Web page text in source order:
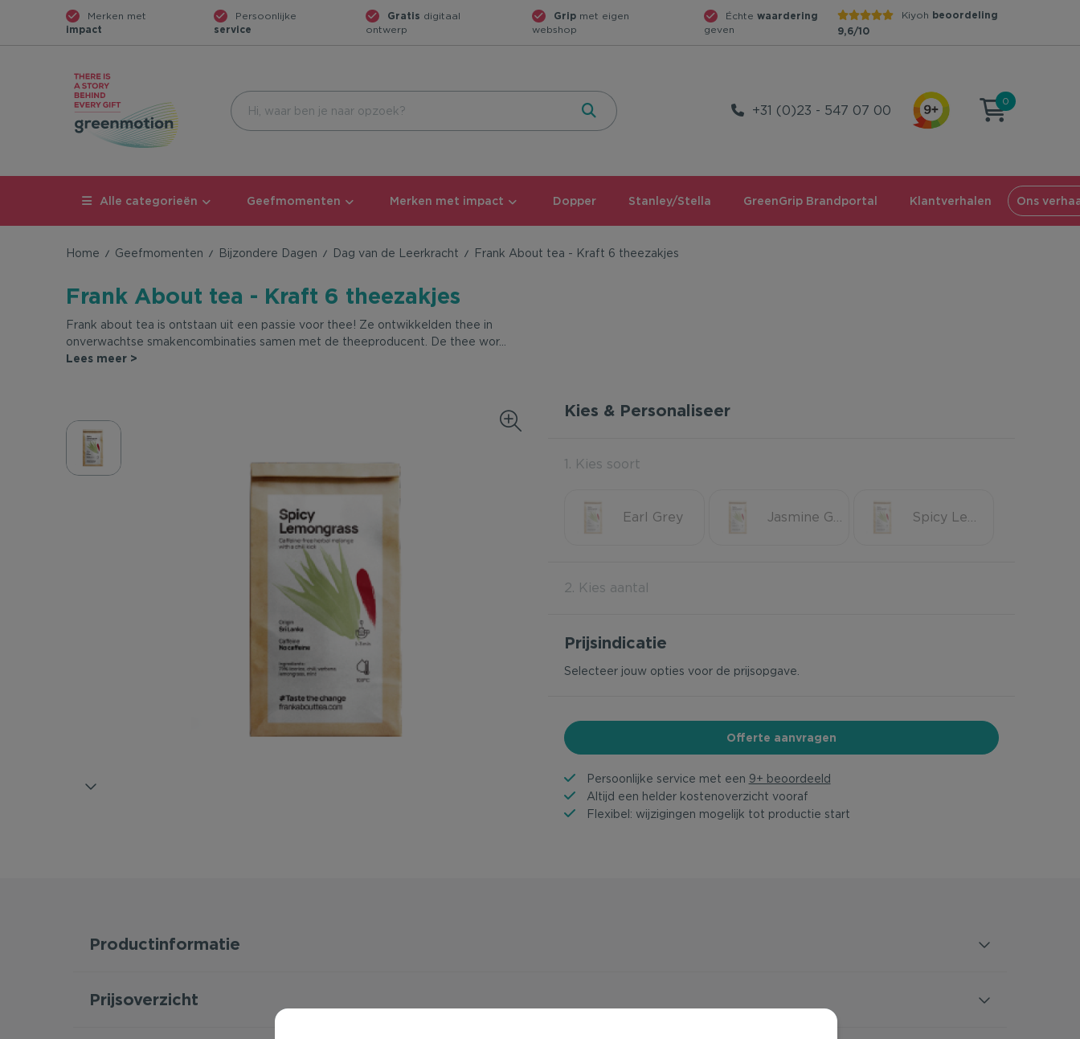
Merken met
impact
Persoonlijke
service
Gratis digitaal
ontwerp
Grip met eigen
webshop
Échte waardering
geven
Kiyoh beoordeling
9,6/10
+31 (0)23 - 547 07 00
0
Alle categorieën Geefmomenten Merken met impact Dopper Stanley/Stella GreenGrip Brandportal Klantverhalen Ons
Home Geefmomenten Bijzondere Dagen Dag van de Leerkracht Frank About tea - Kraft 6 theezakjes
Frank About tea - Kraft 6 theezakjes
Frank about tea is ontstaan uit een passie voor thee! Ze ontwikkelden thee in
onverwachtse smakencombinaties samen met de theeproducent. De thee wor...
Lees meer >
Kies & Personaliseer
1. Kies soort
Earl Grey
2. Kies aantal
Prijsindicatie
Selecteer jouw opties voor de prijsopgave.
Offerte aanvragen
Persoonlijke service met een 9+ beoordeeld
Altijd een helder kostenoverzicht vooraf
Flexibel: wijzigingen mogelijk tot productie start
Productinformatie
Prijsoverzicht